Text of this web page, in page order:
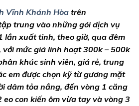
Vĩnh Khánh Hòa trên
trung vào những gói dịch vụ
lần xuất tinh, theo giờ, qua đêm
mức giá linh hoạt 300k – 500k
khúc sinh viên, giá rẻ, trung
em được chọn kỹ từ gương mặt
dâm tỏa nắng, đến vòng 1 căng
con kiến ôm vừa tay và vòng 3